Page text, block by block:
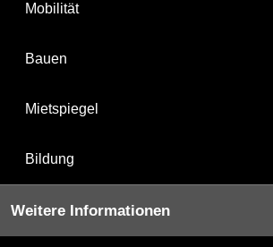
Mobilität
Bauen
Mietspiegel
Bildung
Weitere Informationen